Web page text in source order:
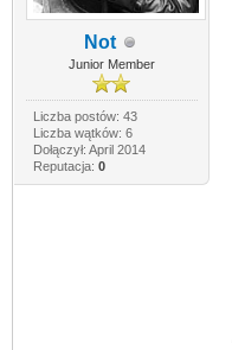
Not
Junior Member
Liczba postów: 43
Liczba wątków: 6
Dołączył: April 2014
Reputacja: 0